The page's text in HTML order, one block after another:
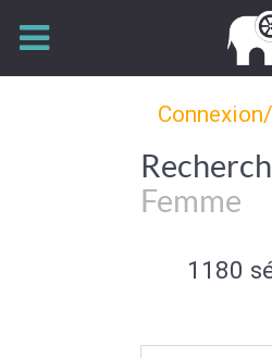
Femme
1180